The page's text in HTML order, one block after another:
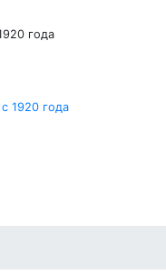
года
1920 года